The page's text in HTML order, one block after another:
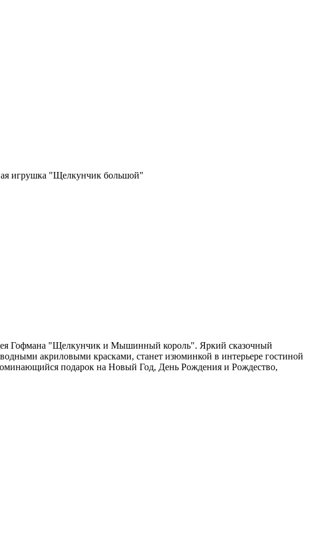
игрушка "Щелкунчик большой"
Гофмана "Щелкунчик и Мышинный король". Яркий сказочный
акриловыми красками, станет изюминкой в интерьере гостиной
подарок на Новый Год, День Рождения и Рождество,